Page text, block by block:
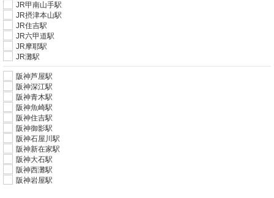
JR甲南山手駅
JR摂津本山駅
JR住吉駅
JR六甲道駅
JR摩耶駅
JR灘駅
阪神芦屋駅
阪神深江駅
阪神青木駅
阪神魚崎駅
阪神住吉駅
阪神御影駅
阪神石屋川駅
阪神新在家駅
阪神大石駅
阪神西灘駅
阪神岩屋駅